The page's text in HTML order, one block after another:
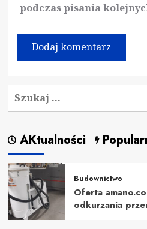
podczas pisania
Szukaj:
AKtualności
Budownictwo
Oferta
odkurzania